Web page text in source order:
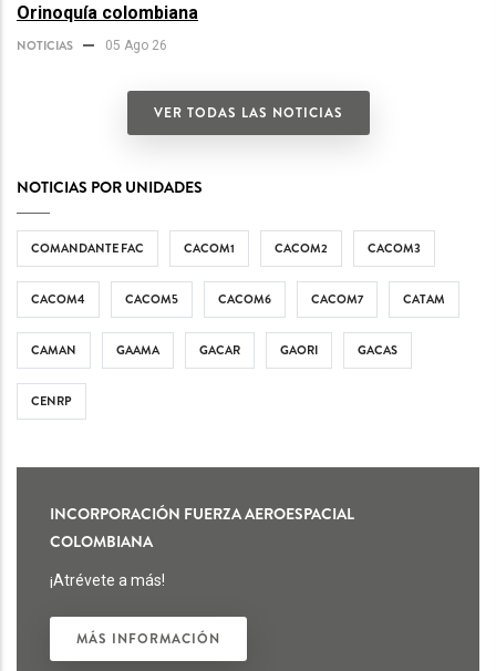
Orinoquía colombiana
NOTICIAS 05 Ago 26
VER TODAS LAS NOTICIAS
NOTICIAS POR UNIDADES
COMANDANTE FAC CACOM1 CACOM2 CACOM3
CACOM4 CACOM5 CACOM6 CACOM7 CATAM
CAMAN GAAMA GACAR GAORI GACAS
CENRP
INCORPORACIÓN FUERZA AEROESPACIAL
COLOMBIANA
¡Atrévete a más!
MÁS INFORMACIÓN